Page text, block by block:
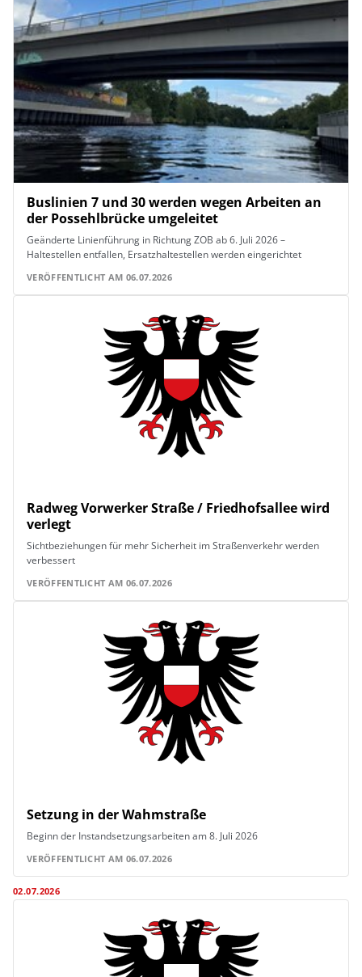
Buslinien 7 und 30 werden wegen Arbeiten an
der Possehlbrücke umgeleitet
Geänderte Linienführung in Richtung ZOB ab 6. Juli 2026 –
Haltestellen entfallen, Ersatzhaltestellen werden eingerichtet
VERÖFFENTLICHT AM 06.07.2026
Radweg Vorwerker Straße / Friedhofsallee wird
verlegt
Sichtbeziehungen für mehr Sicherheit im Straßenverkehr werden
verbessert
VERÖFFENTLICHT AM 06.07.2026
Setzung in der Wahmstraße
Beginn der Instandsetzungsarbeiten am 8. Juli 2026
VERÖFFENTLICHT AM 06.07.2026
02.07.2026